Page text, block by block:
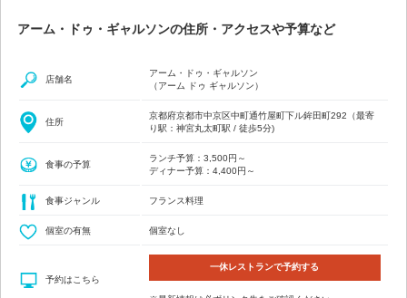
アーム・ドゥ・ギャルソンの住所・アクセスや予算など
店舗名
アーム・ドゥ・ギャルソン
（アーム ドゥ ギャルソン）
住所
京都府京都市中京区中町通竹屋町下ル鉾田町292（最寄
り駅：神宮丸太町駅 / 徒歩5分)
食事の予算
ランチ予算：3,500円～
ディナー予算：4,400円～
食事ジャンル フランス料理
個室の有無 個室なし
予約はこちら
一休レストランで予約する